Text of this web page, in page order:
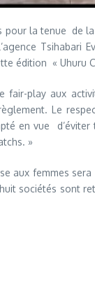
la tenue de
Tsihabari
édition « Uhuru
fair-play aux
Le
en vue d’éviter
»
aux femmes
sociétés sont